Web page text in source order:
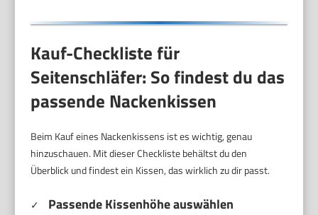
Kauf-Checkliste für
Seitenschläfer: So findest du das
passende Nackenkissen
Beim Kauf eines Nackenkissens ist es wichtig, genau
hinzuschauen. Mit dieser Checkliste behältst du den
Überblick und findest ein Kissen, das wirklich zu dir passt.
✓ Passende Kissenhöhe auswählen